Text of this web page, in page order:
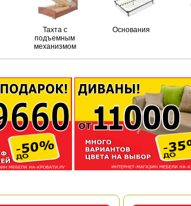
Тахта с
подъемным
механизмом
Основания